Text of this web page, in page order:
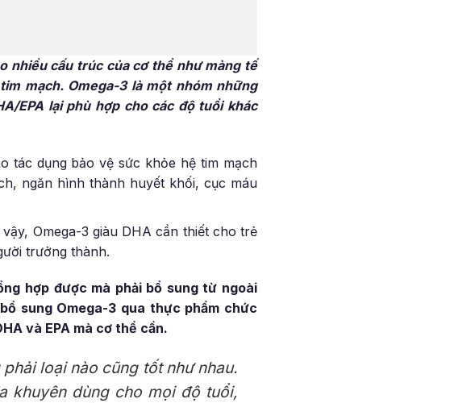
nhiều cấu trúc của cơ thể như màng tế
mạch. Omega-3 là một nhóm những
EPA lại phù hợp cho các độ tuổi khác
dụng bảo vệ sức khỏe hệ tim mạch
ngăn hình thành huyết khối, cục máu
Omega-3 giàu DHA cần thiết cho trẻ
trưởng thành.
hợp được mà phải bổ sung từ ngoài
sung Omega-3 qua thực phẩm chức
và EPA mà cơ thể cần.
loại nào cũng tốt như nhau.
khuyên dùng cho mọi độ tuổi,